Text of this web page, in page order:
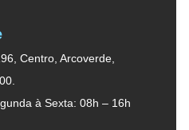
Centro, Arcoverde,
à Sexta: 08h – 16h